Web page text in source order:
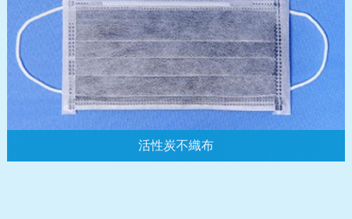
活性炭不織布